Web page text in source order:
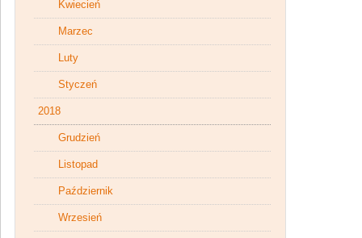
Kwiecień
Marzec
Luty
Styczeń
2018
Grudzień
Listopad
Październik
Wrzesień